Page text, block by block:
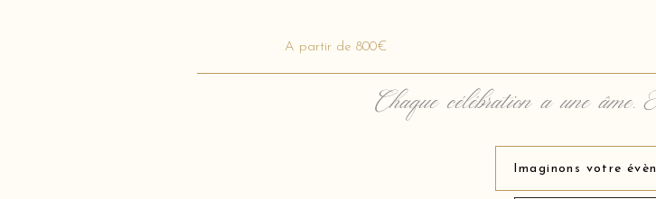
A partir de 800€
Chaque célébration a une âme.
Imaginons votre